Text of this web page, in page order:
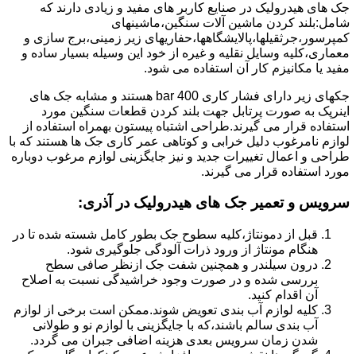
جک های هیدرولیک در صنایع کاربر های مفید و زیادی دارند که
شامل:بلند کردن ماشین آلات سنگین،ماشینهای
کمپرسور،جرثقیلها،پالایشگاهها،حفاریهای زیر زمینی،برج سازی و
معماری،کلیه وسایل نقلیه و غیره از خود این وسیله بسیار ساده و
مفید یا مکانیزم کار آن استفاده می شود.
جکهای زیر دارای فشار کاری 400 bar هستند و مشابه جک های
اینرپک به صورت پرتابل جهت بلند کردن قطعات سنگین مورد
استفاده قرار می گیرند.طراحی اشتباه پیستون بهمراه استفاده از
لوازم نامرغوب دلیل خرابی و کوتاهی عمر کاری جک ها هستند که با
طراحی و اعمال تغییرات جدید و نیز جایگزینی لوازم مرغوب دوباره
مورد استفاده قرار می گیرند.
سرویس و تعمیر جک های هیدرولیک در آذری:
قبل از دمونتاژ،کلیه سطوح جک بطور کامل شسته شده تا در
هنگام مونتاژ از ورود ذرات آلودگی جلوگیری شود.
درون سیلندر و همچنین شفت جک ازنظر صافی سطح
بررسی شده و در صورت وجود خراشیدگی نسبت به اصلاح
آن اقدام کنید.
کلیه لوازم آب بندی تعویض شوند.ممکن است برخی از لوازم
آب بندی سالم باشند،که با جایگزینی با لوازم نو و طولانی
شدن زمان سرویس بعدی هزینه اضافی جبران می گردد.